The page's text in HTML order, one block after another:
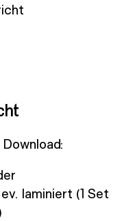
laminiert (1 Set